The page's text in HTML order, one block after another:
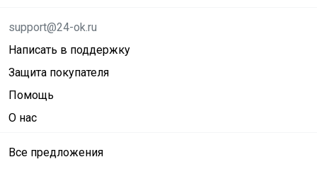
support@24-ok.ru
Написать в поддержку
Защита покупателя
Помощь
О нас
Все предложения